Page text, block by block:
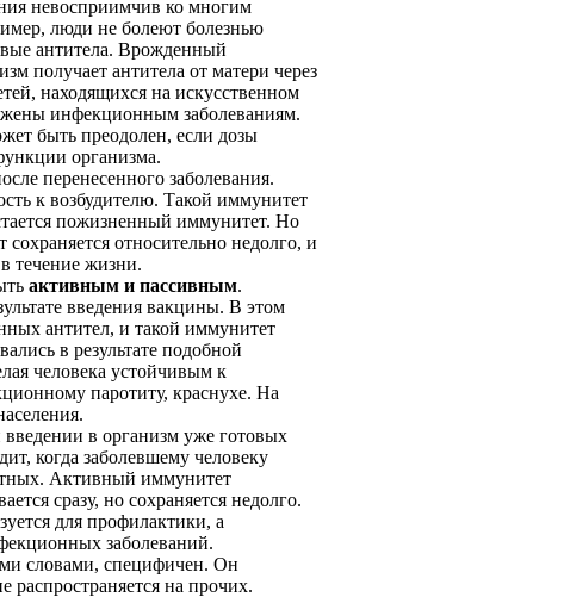
невосприимчив ко многим
люди не болеют болезнью
антитела. Врожденный
получает антитела от матери через
находя­щихся на искусственном
инфекционным заболеваниям.
быть преодолен, если дозы
организма.
перенесенного заболевания.
к возбудителю. Такой иммуни­тет
пожизненный иммунитет. Но
относительно недолго, и
течение жизни.
активным и пассивным.
введения вакцины. В этом
антител, и такой иммунитет
в результате подобной
человека устойчивым к
паротиту, краснухе. На
в организм уже готовых
когда заболевшему человеку
Активный иммунитет
сразу, но сохраняется недолго.
для профилактики, а
заболеваний.
словами, специфичен. Он
распространяется на прочих.